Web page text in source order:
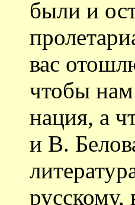
были и
вас
чтобы нам
нация, а
и В.
русскому,